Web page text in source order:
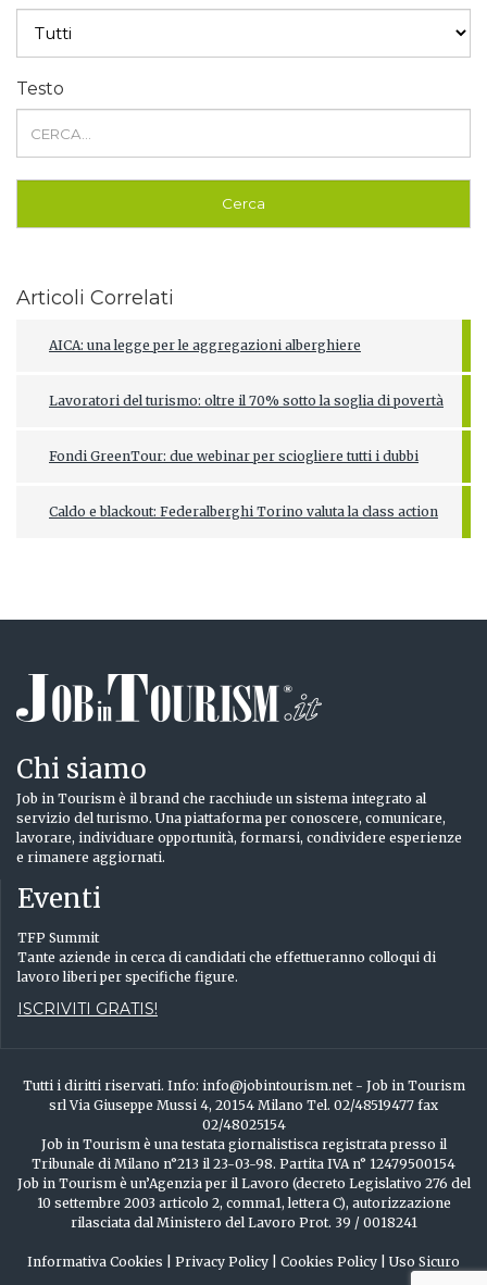
Testo
Articoli Correlati
AICA: una legge per le aggregazioni alberghiere
Lavoratori del turismo: oltre il 70% sotto la soglia di povertà
Fondi GreenTour: due webinar per sciogliere tutti i dubbi
Caldo e blackout: Federalberghi Torino valuta la class action
Chi siamo
Job in Tourism è il brand che racchiude un sistema integrato al
servizio del turismo. Una piattaforma per conoscere, comunicare,
lavorare, individuare opportunità, formarsi, condividere esperienze
e rimanere aggiornati.
Eventi
TFP Summit
Tante aziende in cerca di candidati che effettueranno colloqui di
lavoro liberi per specifiche figure.
ISCRIVITI GRATIS!
Tutti i diritti riservati. Info: info@jobintourism.net - Job in Tourism
srl Via Giuseppe Mussi 4, 20154 Milano Tel. 02/48519477 fax
02/48025154
Job in Tourism è una testata giornalistisca registrata presso il
Tribunale di Milano n°213 il 23-03-98. Partita IVA n° 12479500154
Job in Tourism è un’Agenzia per il Lavoro (decreto Legislativo 276 del
10 settembre 2003 articolo 2, comma1, lettera C), autorizzazione
rilasciata dal Ministero del Lavoro Prot. 39 / 0018241
Informativa Cookies Privacy Policy Cookies Policy Uso Sicuro